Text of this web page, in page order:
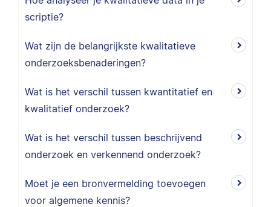
scriptie?
Wat zijn de belangrijkste kwalitatieve
onderzoeksbenaderingen?
Wat is het verschil tussen kwantitatief en
kwalitatief onderzoek?
Wat is het verschil tussen beschrijvend
onderzoek en verkennend onderzoek?
Moet je een bronvermelding toevoegen
voor algemene kennis?